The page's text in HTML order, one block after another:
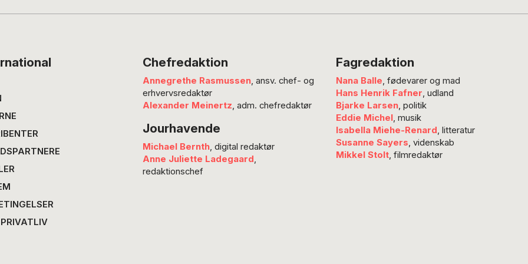
frem i Danmark. Faktisk er
der tale om et tigerspring,
skriver forbrugerøkonom
Ann Lehmann Erichsen, der
Chefredaktion
Annegrethe Rasmussen, ansv. chef- og
erhvervsredaktør
Alexander Meinertz, adm. chefredaktør
Jourhavende
Michael Bernth, digital redaktør
Anne Juliette Ladegaard
redaktionschef
Fagredaktion
Nana Balle, fødevarer og mad
Hans Henrik Fafner, udland
Bjarke Larsen, politik
Eddie Michel, musik
Isabella Miehe-Renard, litteratur
Susanne Sayers, videnskab
Mikkel Stolt, filmredaktør